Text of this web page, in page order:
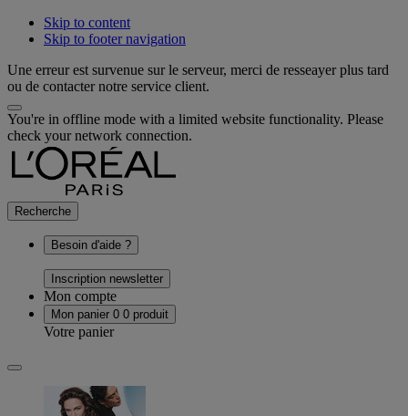
Skip to content
Skip to footer navigation
Une erreur est survenue sur le serveur, merci de resseayer plus tard
ou de contacter notre service client.
You're in offline mode with a limited website functionality. Please
check your network connection.
Recherche
Besoin d'aide ?
Inscription newsletter
Mon compte
Mon panier 0 0 produit
Votre panier